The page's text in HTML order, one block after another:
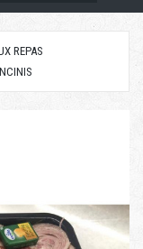
REPAS